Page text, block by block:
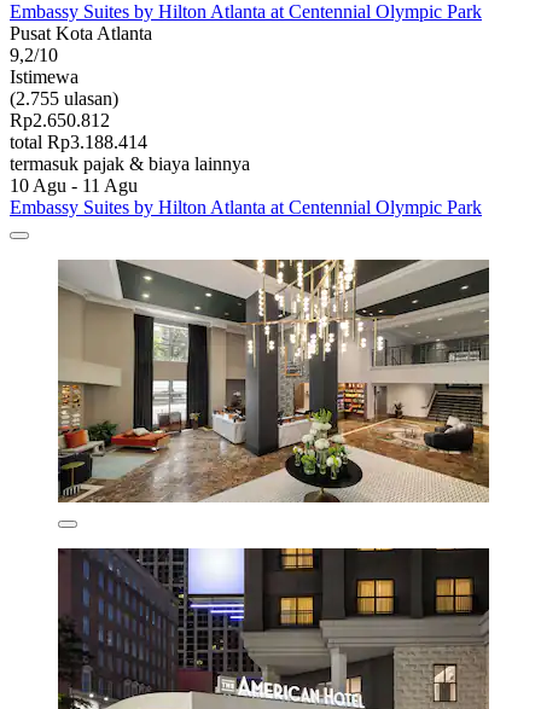
Embassy Suites by Hilton Atlanta at Centennial Olympic Park
Pusat Kota Atlanta
9,2/10
Istimewa
(2.755 ulasan)
Rp2.650.812
total Rp3.188.414
termasuk pajak & biaya lainnya
10 Agu - 11 Agu
Embassy Suites by Hilton Atlanta at Centennial Olympic Park